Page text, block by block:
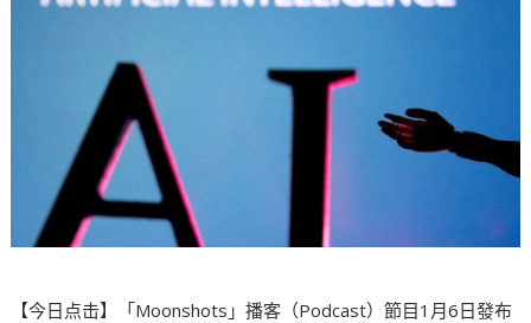
【今日点击】「Moonshots」播客（Podcast）節目1月6日發布